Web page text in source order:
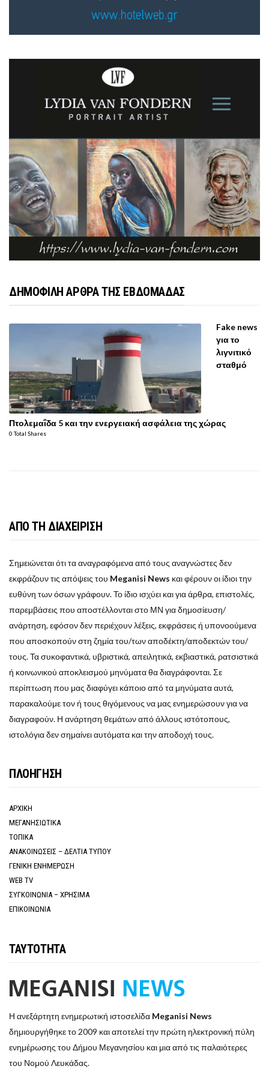
ΔΗΜΟΦΙΛΗ ΑΡΘΡΑ ΤΗΣ ΕΒΔΟΜΑΔΑΣ
Fake news
για το
λιγνιτικό
σταθμό
Πτολεμαΐδα 5 και την ενεργειακή ασφάλεια της χώρας
0 Total Shares
ΑΠΟ ΤΗ ΔΙΑΧΕΙΡΙΣΗ
Σημειώνεται ότι τα αναγραφόμενα από τους αναγνώστες δεν
εκφράζουν τις απόψεις του Meganisi News και φέρουν οι ίδιοι την
ευθύνη των όσων γράφουν. Το ίδιο ισχύει και για άρθρα, επιστολές,
παρεμβάσεις που αποστέλλονται στο ΜΝ για δημοσίευση/
ανάρτηση, εφόσον δεν περιέχουν λέξεις, εκφράσεις ή υπονοούμενα
που αποσκοπούν στη ζημία του/των αποδέκτη/αποδεκτών του/
τους. Τα συκοφαντικά, υβριστικά, απειλητικά, εκβιαστικά, ρατσιστικά
ή κοινωνικού αποκλεισμού μηνύματα θα διαγράφονται. Σε
περίπτωση που μας διαφύγει κάποιο από τα μηνύματα αυτά,
παρακαλούμε τον ή τους θιγόμενους να μας ενημερώσουν για να
διαγραφούν. Η ανάρτηση θεμάτων από άλλους ιστότοπους,
ιστολόγια δεν σημαίνει αυτόματα και την αποδοχή τους.
ΠΛΟΗΓΗΣΗ
ΑΡΧΙΚΗ
ΜΕΓΑΝΗΣΙΩΤΙΚΑ
ΤΟΠΙΚΑ
ΑΝΑΚΟΙΝΩΣΕΙΣ – ΔΕΛΤΙΑ ΤΥΠΟΥ
ΓΕΝΙΚΗ ΕΝΗΜΕΡΩΣΗ
WEB TV
ΣΥΓΚΟΙΝΩΝΙΑ – ΧΡΗΣΙΜΑ
ΕΠΙΚΟΙΝΩΝΙΑ
ΤΑΥΤΟΤΗΤΑ
Η ανεξάρτητη ενημερωτική ιστοσελίδα Meganisi News
δημιουργήθηκε το 2009 και αποτελεί την πρώτη ηλεκτρονική πύλη
ενημέρωσης του Δήμου Μεγανησίου και μια από τις παλαιότερες
του Νομού Λευκάδας.